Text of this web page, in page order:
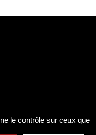
le contrôle sur ceux que